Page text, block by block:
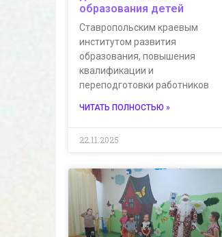
образования детей
Ставропольским краевым
институтом развития
образования, повышения
квалификации и
переподготовки работников
ЧИТАТЬ ПОЛНОСТЬЮ »
22.11.2025